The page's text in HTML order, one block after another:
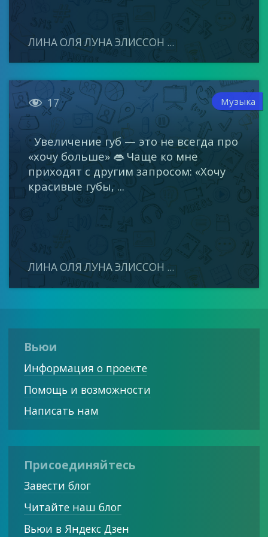
ЛИНА ОЛЯ ЛУНА ЭЛИССОН ...
 17 Музыка
Увеличение губ — это не всегда про
«хочу больше» 👄 Чаще ко мне
приходят с другим запросом: «Хочу
красивые губы, ...
ЛИНА ОЛЯ ЛУНА ЭЛИССОН ...
Вьюи
Информация о проекте
Помощь и возможности
Написать нам
Присоединяйтесь
Завести блог
Читайте наш блог
Вьюи в Яндекс Дзен